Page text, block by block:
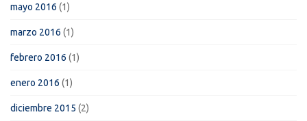
mayo 2016 (1)
marzo 2016 (1)
febrero 2016 (1)
enero 2016 (1)
diciembre 2015 (2)